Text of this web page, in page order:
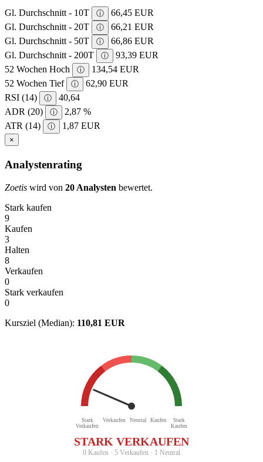
Gl. Durchschnitt - 10T ⓘ
66,45 EUR
Gl. Durchschnitt - 20T
ⓘ
66,21 EUR
Gl. Durchschnitt - 50T
ⓘ
66,86 EUR
Gl. Durchschnitt - 200T
ⓘ
93,39 EUR
52 Wochen Hoch
ⓘ
134,54 EUR
52 Wochen Tief
ⓘ
62,90 EUR
RSI (14)
ⓘ
40,64
ADR (20)
ⓘ
2,87 %
ATR (14)
ⓘ 1,87 EUR
×
Analystenrating
Zoetis wird von 20 Analysten bewertet.
Stark kaufen
9
Kaufen
3
Halten
8
Verkaufen
0
Stark verkaufen
0
Kursziel (Median): 110,81 EUR
Stark
Verkaufen
Verkaufen Neutral Kaufen
Stark
Kaufen
STARK VERKAUFEN
0 Kaufen · 5 Verkaufen · 1 Neutral